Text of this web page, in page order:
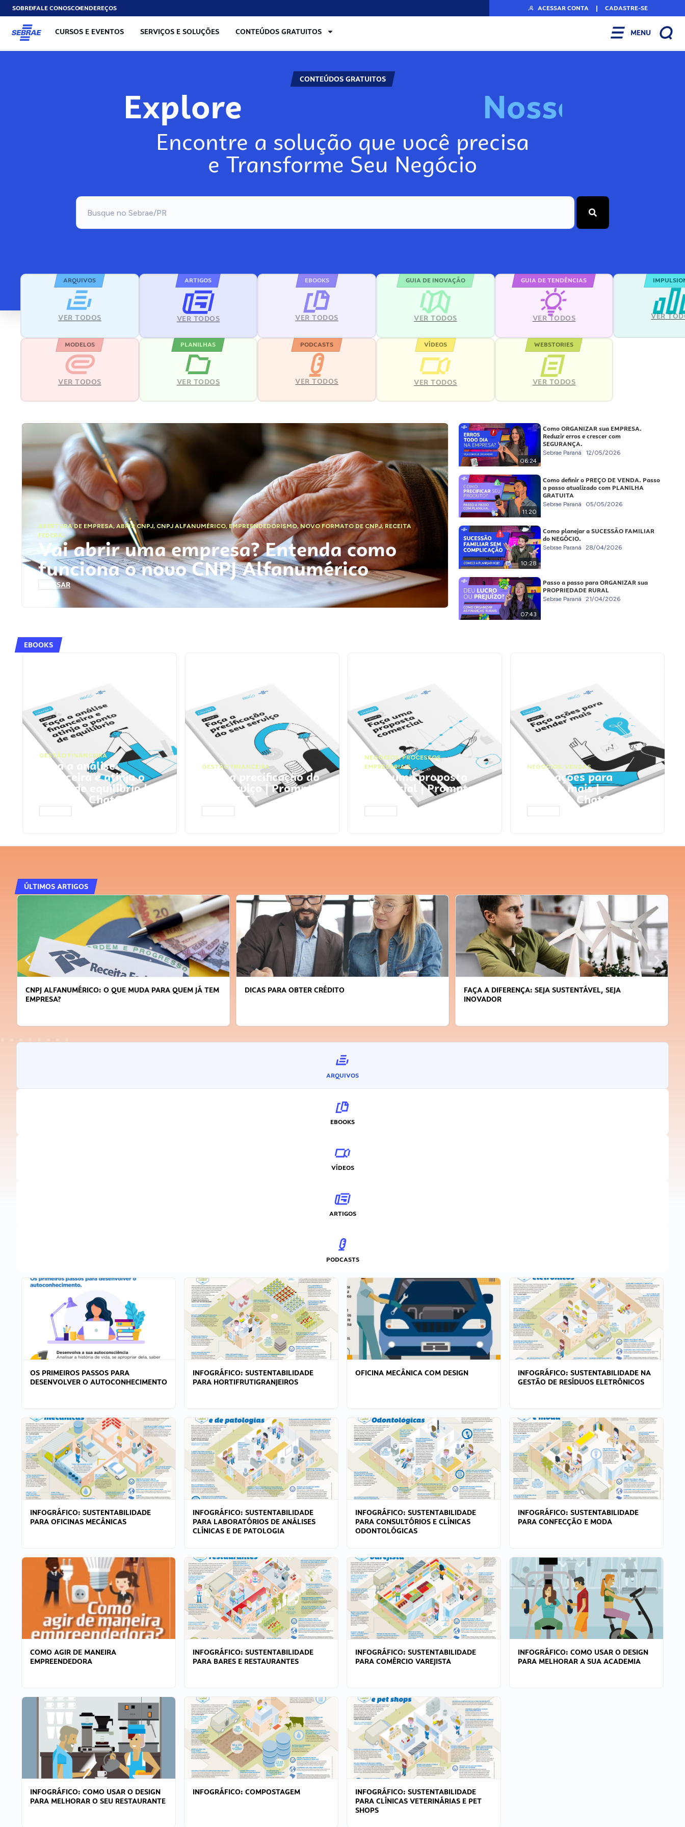
SOBREFALE CONOSCOENDEREÇOS ACESSAR CONTA | CADASTRE-SE
CURSOS E EVENTOS SERVIÇOS E SOLUÇÕES CONTEÚDOS GRATUITOS MENU
CONTEÚDOS GRATUITOS
Explore Nos
Encontre a solução que você precisa
e Transforme Seu Negócio
ARQUIVOS
VER TODOS
ARTIGOS
VER TODOS
EBOOKS
VER TODOS
GUIA DE INOVAÇÃO
VER TODOS
GUIA DE TENDÊNCIAS
VER TODOS VER
MODELOS
VER TODOS
PLANILHAS
VER TODOS
PODCASTS
VER TODOS
VÍDEOS
VER TODOS
WEBSTORIES
VER TODOS
ABERTURA DE EMPRESA,ABRIR CNPJ, CNPJ ALFANUMÉRICO, EMPREENDEDORISMO,NOVO FORMATO DE CNPJ,RECEITA
FEDERAL
Vai abrir uma empresa? Entenda como
funciona o novo CNPJ Alfanumérico
ACESSAR
06:24
Como ORGANIZAR sua EMPRESA.
Reduzir erros e crescer com
SEGURANÇA.
Sebrae Paraná 12/05/2026
11:20
Como definir o PREÇO DE VENDA. Passo
a passo atualizado com PLANILHA
GRATUITA
Sebrae Paraná 05/05/2026
10:28
Como planejar a SUCESSÃO FAMILIAR
do NEGÓCIO.
Sebrae Paraná 28/04/2026
07:43
Passo a passo para ORGANIZAR sua
PROPRIEDADE RURAL
Sebrae Paraná 21/04/2026
EBOOKS
GESTÃO FINANCEIRA
Faça a análise
financeira e atinja o
ponto de equilíbrio |
Prompts ChatGPT
GESTÃO FINANCEIRA
Faça a precificação do
seu serviço | Prompts
ChatGPT
NEGÓCIOS,PROCESSOS
EMPRESARIAIS
Faça uma proposta
comercial | Prompts
ChatGPT
NEGÓCIOS, VENDAS
Faça ações para
vender mais |
Prompts ChatGPT
ÚLTIMOS ARTIGOS
O QUE MUDA PARA QUEM JÁ TEM DICAS PARA OBTER CRÉDITO
FAÇA A DIFERENÇA: SEJA SUSTENTÁVEL, SEJA
APRENDA A
ARQUIVOS
EBOOKS
VÍDEOS
ARTIGOS
PODCASTS
OS PRIMEIROS PASSOS PARA
DESENVOLVER O AUTOCONHECIMENTO
INFOGRÁFICO: SUSTENTABILIDADE
PARA HORTIFRUTIGRANJEIROS
OFICINA MECÂNICA COM DESIGN
INFOGRÁFICO: SUSTENTABILIDADE NA
GESTÃO DE RESÍDUOS ELETRÔNICOS
INFOGRÁFICO: SUSTENTABILIDADE
PARA OFICINAS MECÂNICAS
INFOGRÁFICO: SUSTENTABILIDADE
PARA LABORATÓRIOS DE ANÁLISES
CLÍNICAS E DE PATOLOGIA
INFOGRÁFICO: SUSTENTABILIDADE
PARA CONSULTÓRIOS E CLÍNICAS
ODONTOLÓGICAS
INFOGRÁFICO: SUSTENTABILIDADE
PARA CONFECÇÃO E MODA
COMO AGIR DE MANEIRA
EMPREENDEDORA
INFOGRÁFICO: SUSTENTABILIDADE
PARA BARES E RESTAURANTES
INFOGRÁFICO: SUSTENTABILIDADE
PARA COMÉRCIO VAREJISTA
INFOGRÁFICO: COMO USAR O DESIGN
PARA MELHORAR A SUA ACADEMIA
INFOGRÁFICO: COMO USAR O DESIGN
PARA MELHORAR O SEU RESTAURANTE
INFOGRÁFICO: COMPOSTAGEM
INFOGRÁFICO: SUSTENTABILIDADE
PARA CLÍNICAS VETERINÁRIAS E PET
SHOPS